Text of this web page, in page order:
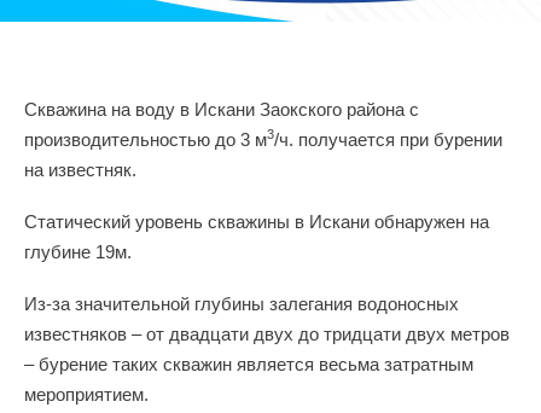
Скважина на воду в Искани Заокского района с
производительностью до 3 м3/ч. получается при бурении
на известняк.
Статический уровень скважины в Искани обнаружен на
глубине 19м.
Из-за значительной глубины залегания водоносных
известняков – от двадцати двух до тридцати двух метров
– бурение таких скважин является весьма затратным
мероприятием.